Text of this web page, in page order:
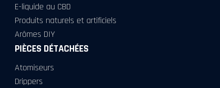
E-liquide au CBD
Produits naturels et artificiels
Arômes DIY
PIÈCES DÉTACHÉES
Atomiseurs
Drippers